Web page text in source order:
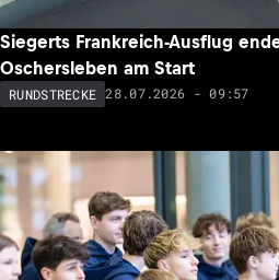
Siegerts Frankreich-Ausflug
Oschersleben am Start
RUNDSTRECKE 28.07.2026 - 09:57